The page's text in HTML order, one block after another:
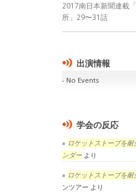
2017南日本新聞連載
所」29〜31話
出演情報
No Events
学会の反応
ロケットストーブを
ンダーより
ロケットストーブを
ンツアー より